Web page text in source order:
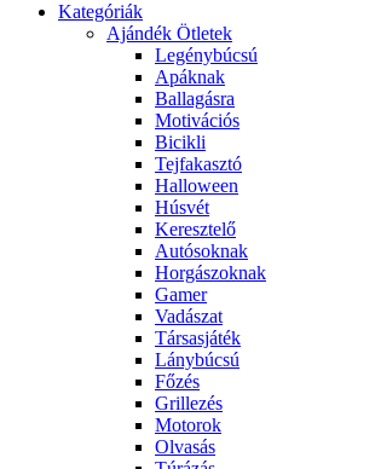
Kategóriák
Ajándék Ötletek
Legénybúcsú
Apáknak
Ballagásra
Motivációs
Bicikli
Tejfakasztó
Halloween
Húsvét
Keresztelő
Autósoknak
Horgászoknak
Gamer
Vadászat
Társasjáték
Lánybúcsú
Főzés
Grillezés
Motorok
Olvasás